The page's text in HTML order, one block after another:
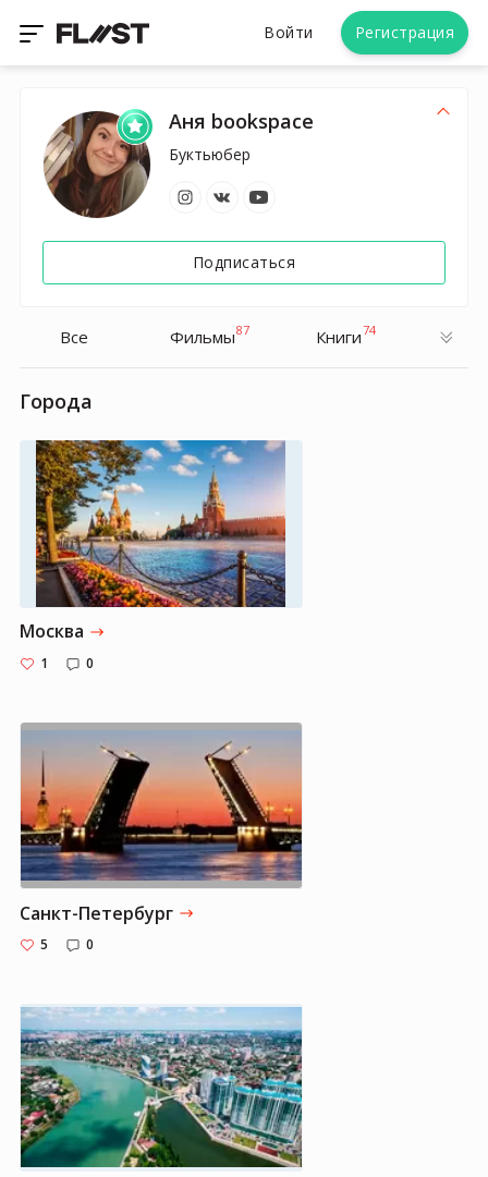
Войти Регистрация
Аня bookspace
Буктьюбер
Подписаться
Все Фильмы87 Книги74
Города
Москва
1 0
Санкт-Петербург
5 0